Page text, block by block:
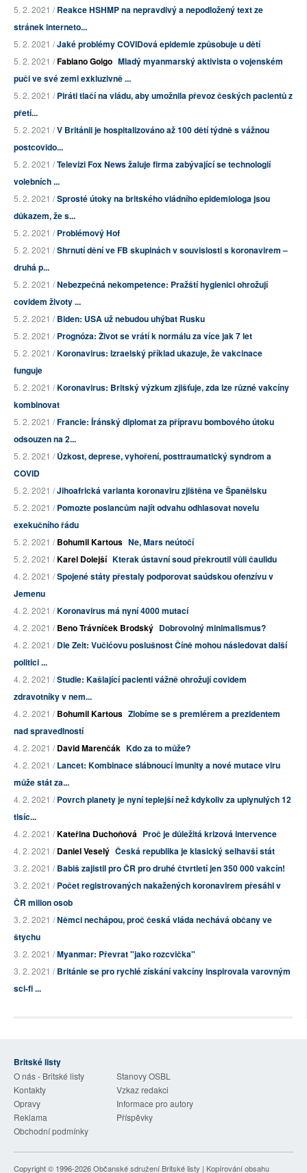
5. 2. 2021 /Reakce HSHMP na nepravdivý a nepodložený text ze
stránek interneto...
5. 2. 2021 /Jaké problémy COVIDová epidemie způsobuje u dětí
5. 2. 2021 /Fabiano Golgo Mladý myanmarský aktivista o vojenském
puči ve své zemi exkluzivně ...
5. 2. 2021 /Piráti tlačí na vládu, aby umožnila převoz českých pacientů z
přetí...
5. 2. 2021 /V Británii je hospitalizováno až 100 dětí týdně s vážnou
postcovido...
5. 2. 2021 /Televizi Fox News žaluje firma zabývající se technologií
volebních ...
5. 2. 2021 /Sprosté útoky na britského vládního epidemiologa jsou
důkazem, že s...
5. 2. 2021 /Problémový Hof
5. 2. 2021 /Shrnutí dění ve FB skupinách v souvislosti s koronavirem –
druhá p...
5. 2. 2021 /Nebezpečná nekompetence: Pražští hygienici ohrožují
covidem životy ...
5. 2. 2021 /Biden: USA už nebudou uhýbat Rusku
5. 2. 2021 /Prognóza: Život se vrátí k normálu za více jak 7 let
5. 2. 2021 /Koronavirus: Izraelský příklad ukazuje, že vakcinace
funguje
5. 2. 2021 /Koronavirus: Britský výzkum zjišťuje, zda lze různé vakcíny
kombinovat
5. 2. 2021 /Francie: Íránský diplomat za přípravu bombového útoku
odsouzen na 2...
5. 2. 2021 /Úzkost, deprese, vyhoření, posttraumatický syndrom a
COVID
5. 2. 2021 /Jihoafrická varianta koronaviru zjištěna ve Španělsku
5. 2. 2021 /Pomozte poslancům najít odvahu odhlasovat novelu
exekučního řádu
5. 2. 2021 /Bohumil Kartous Ne, Mars neútočí
5. 2. 2021 /Karel Dolejší Kterak ústavní soud překroutil vůli čaulidu
4. 2. 2021 /Spojené státy přestaly podporovat saúdskou ofenzívu v
Jemenu
4. 2. 2021 /Koronavirus má nyní 4000 mutací
4. 2. 2021 /Beno Trávníček Brodský Dobrovolný minimalismus?
4. 2. 2021 /Die Zeit: Vučićovu poslušnost Číně mohou následovat další
politici ...
4. 2. 2021 /Studie: Kašlající pacienti vážně ohrožují covidem
zdravotníky v nem...
4. 2. 2021 /Bohumil Kartous Zlobíme se s premiérem a prezidentem
nad spravedlností
4. 2. 2021 /David Marenčák Kdo za to může?
4. 2. 2021 /Lancet: Kombinace slábnoucí imunity a nové mutace viru
může stát za...
4. 2. 2021 /Povrch planety je nyní teplejší než kdykoliv za uplynulých 12
tisíc...
4. 2. 2021 /Kateřina Duchoňová Proč je důležitá krizová intervence
4. 2. 2021 /Daniel Veselý Česká republika je klasický selhavší stát
3. 2. 2021 /Babiš zajistil pro ČR pro druhé čtvrtletí jen 350 000 vakcín!
3. 2. 2021 /Počet registrovaných nakažených koronavirem přesáhl v
ČR milion osob
3. 2. 2021 /Němci nechápou, proč česká vláda nechává občany ve
štychu
3. 2. 2021 /Myanmar: Převrat "jako rozcvička"
3. 2. 2021 /Británie se pro rychlé získání vakcíny inspirovala varovným
sci-fi ...
Britské listy
O nás - Britské listy
Stanovy OSBL
Kontakty
Vzkaz redakci
Opravy
Informace pro autory
Reklama
Příspěvky
Obchodní podmínky
Copyright © 1996-2026Občanské sdružení Britské listy | Kopírování obsahu